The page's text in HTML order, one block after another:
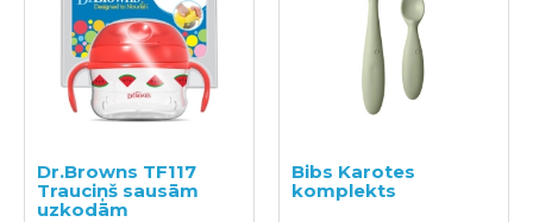
Dr.Browns TF117
Trauciņš sausām
uzkodām
Bibs Karotes
komplekts